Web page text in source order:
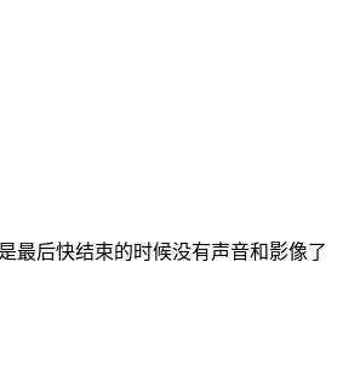
最后快结束的时候没有声音和影像了